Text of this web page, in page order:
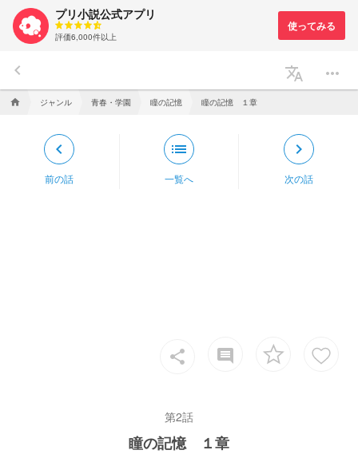
プリ小説公式アプリ
評価6,000件以上
keyboard_arrow_left translate more_horiz
home ジャンル 青春・学園 瞳の記憶 瞳の記憶 １章
keyboard_arrow_left
前の話
list
一覧へ
keyboard_arrow_right
次の話
share insert_comment
第2話
瞳の記憶 １章